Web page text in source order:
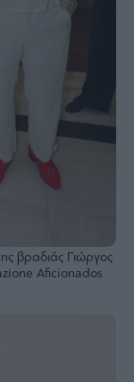
βραδιάς Γιώργος
Aficionados